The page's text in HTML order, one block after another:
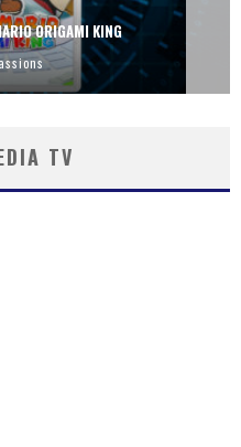
ORIGAMI KING
TV